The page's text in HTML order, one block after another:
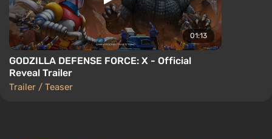
01:13
GODZILLA DEFENSE FORCE: X - Official
Reveal Trailer
Trailer / Teaser